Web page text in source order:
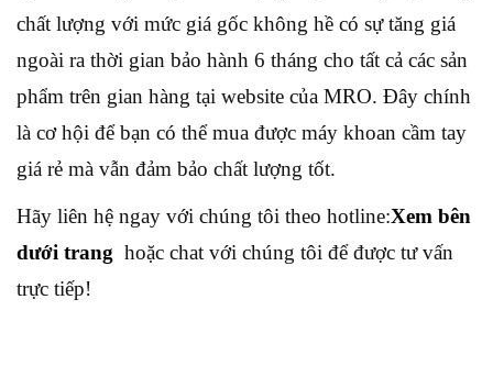
chất lượng với mức giá gốc không hề có sự tăng giá
ngoài ra thời gian bảo hành 6 tháng cho tất cả các sản
phẩm trên gian hàng tại website của MRO. Đây chính
là cơ hội để bạn có thể mua được máy khoan cầm tay
giá rẻ mà vẫn đảm bảo chất lượng tốt.
Hãy liên hệ ngay với chúng tôi theo hotline:Xem bên
dưới trang hoặc chat với chúng tôi để được tư vấn
trực tiếp!